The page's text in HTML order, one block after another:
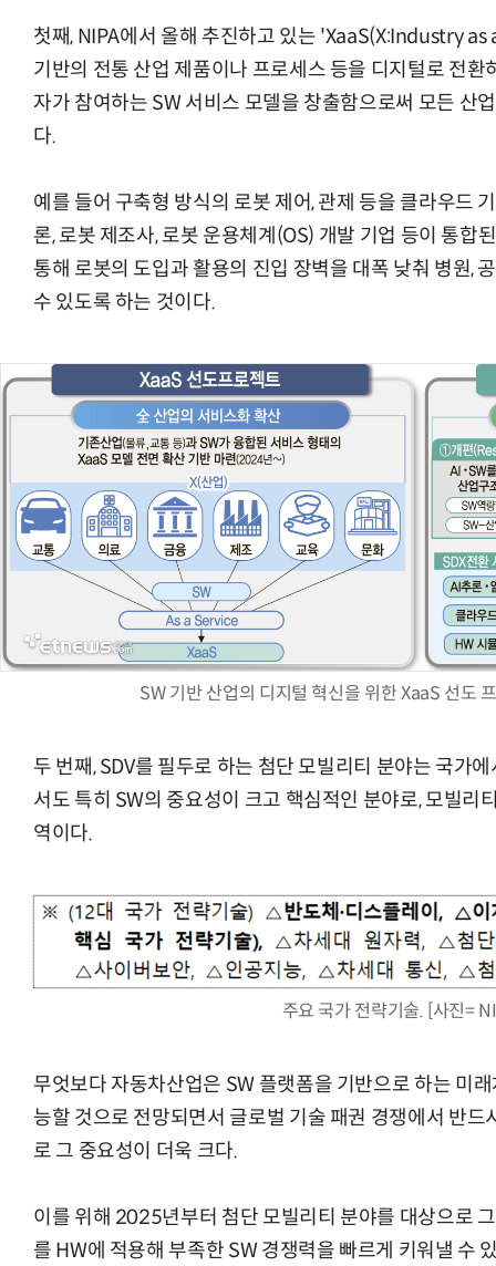
첫째, NIPA에서 올해 추진하고 있는 'XaaS(X:Industry
기반의 전통 산업 제품이나 프로세스 등을 디지털로 전
자가 참여하는 SW 서비스 모델을 창출함으로써 모든 산
다.
예를 들어 구축형 방식의 로봇 제어, 관제 등을 클라우드
론, 로봇 제조사, 로봇 운용체계(OS) 개발 기업 등이 통
통해 로봇의 도입과 활용의 진입 장벽을 대폭 낮춰 병원,
수 있도록 하는 것이다.
SW 기반 산업의 디지털 혁신을 위한 XaaS 선도
두 번째, SDV를 필두로 하는 첨단 모빌리티 분야는 국가
서도 특히 SW의 중요성이 크고 핵심적인 분야로, 모빌리
역이다.
주요 국가 전략기술. [사진=
무엇보다 자동차산업은 SW 플랫폼을 기반으로 하는 미
능할 것으로 전망되면서 글로벌 기술 패권 경쟁에서 반
로 그 중요성이 더욱 크다.
이를 위해 2025년부터 첨단 모빌리티 분야를 대상으로
를 HW에 적용해 부족한 SW 경쟁력을 빠르게 키워낼 수